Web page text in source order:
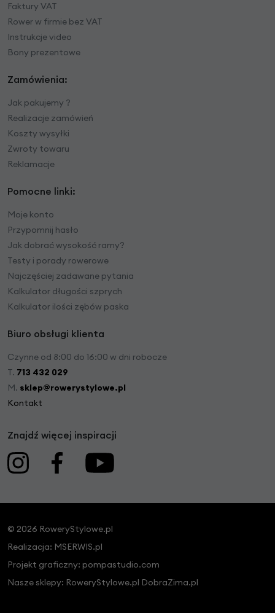
Faktury VAT
Rower w firmie bez VAT
Instrukcje video
Bony prezentowe
Zamówienia:
Jak pakujemy ?
Realizacje zamówień
Koszty wysyłki
Zwroty towaru
Reklamacje
Pomocne linki:
Moje konto
Przypomnij hasło
Jak dobrać wysokość ramy?
Testy i porady rowerowe
Najczęściej zadawane pytania
Kalkulator długości szprych
Kalkulator ilości zębów paska
Biuro obsługi klienta
Czynne od 8:00 do 16:00 w dni robocze
T. 713 432 029
M. sklep@rowerystylowe.pl
Kontakt
Znajdź więcej inspiracji
© 2026 RoweryStylowe.pl
Realizacja: MSERWIS.pl
Projekt graficzny: pompastudio.com
Nasze sklepy: RoweryStylowe.pl DobraZima.pl